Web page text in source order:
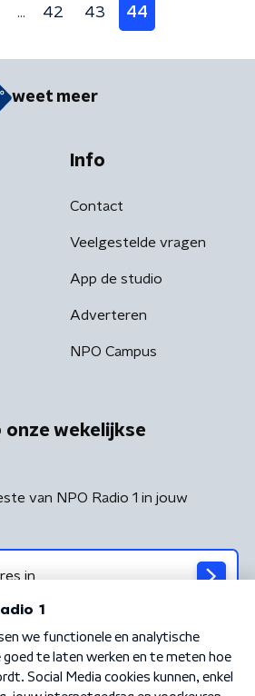
… 42 43 44
weet meer
Info
Contact
Veelgestelde vragen
App de studio
Adverteren
NPO Campus
onze wekelijkse
van NPO Radio 1 in jouw